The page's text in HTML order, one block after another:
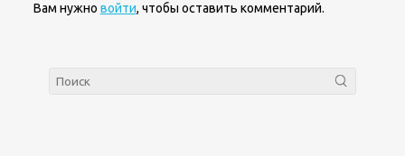
Вам нужно войти, чтобы оставить комментарий.